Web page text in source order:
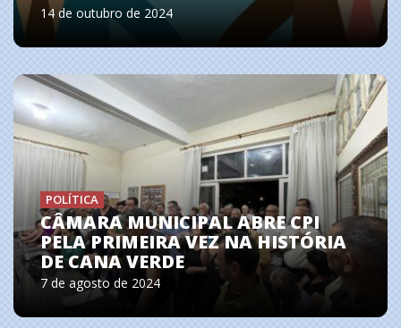
14 de outubro de 2024
POLÍTICA
CÂMARA MUNICIPAL ABRE CPI
PELA PRIMEIRA VEZ NA HISTÓRIA
DE CANA VERDE
7 de agosto de 2024